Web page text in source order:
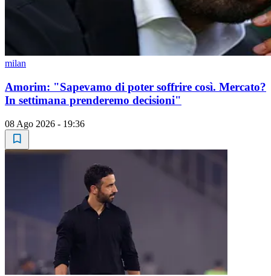
milan
Amorim: "Sapevamo di poter soffrire così. Mercato?
In settimana prenderemo decisioni"
08 Ago 2026 - 19:36